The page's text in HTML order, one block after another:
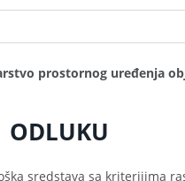
prostornog uređenja
ODLUKU
sredstava sa kriterijima